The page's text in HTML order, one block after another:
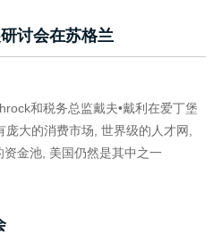
讨会在苏格兰
和税务总监戴夫•戴利在爱丁堡
大的消费市场, 世界级的人才网,
金池, 美国仍然是其中之一